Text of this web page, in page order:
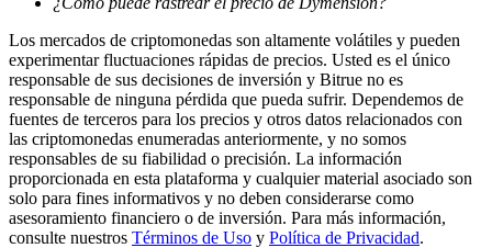
Bloqueos BTR
Inversiones exclusivas para titulares de BTR
Los mercados de criptomonedas son altamente volátiles y pueden
experimentar fluctuaciones rápidas de precios. Usted es el único
responsable de sus decisiones de inversión y Bitrue no es
responsable de ninguna pérdida que pueda sufrir. Dependemos de
fuentes de terceros para los precios y otros datos relacionados con
las criptomonedas enumeradas anteriormente, y no somos
responsables de su fiabilidad o precisión. La información
proporcionada en esta plataforma y cualquier material asociado son
solo para fines informativos y no deben considerarse como
asesoramiento financiero o de inversión. Para más información,
consulte nuestros Términos de Uso y Política de Privacidad.